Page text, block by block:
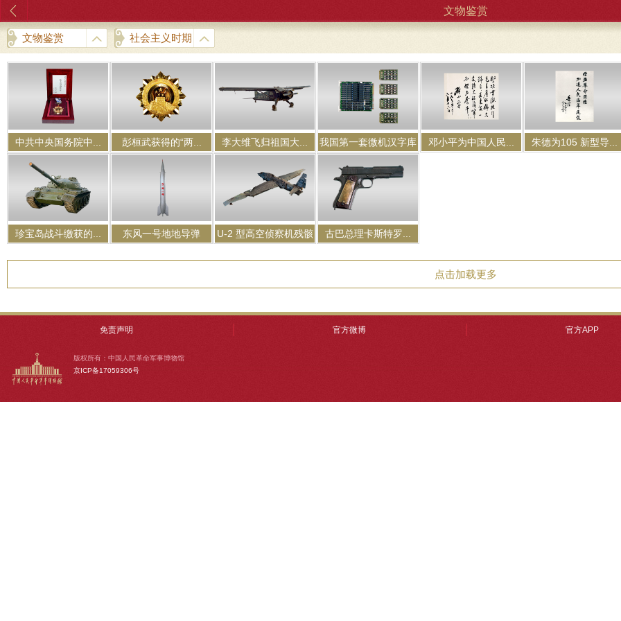
文物鉴赏
文物鉴赏 社会主义时期
中共中央国务院中... 彭桓武获得的“两... 李大维飞归祖国大... 我国第一套微机汉字库 邓小平为中国人民... 朱德为105 新型导...
珍宝岛战斗缴获的... 东风一号地地导弹 U-2 型高空侦察机残骸 古巴总理卡斯特罗...
点击加载更多
免责声明 官方微博 官方APP
版权所有：中国人民革命军事博物馆
京ICP备17059306号